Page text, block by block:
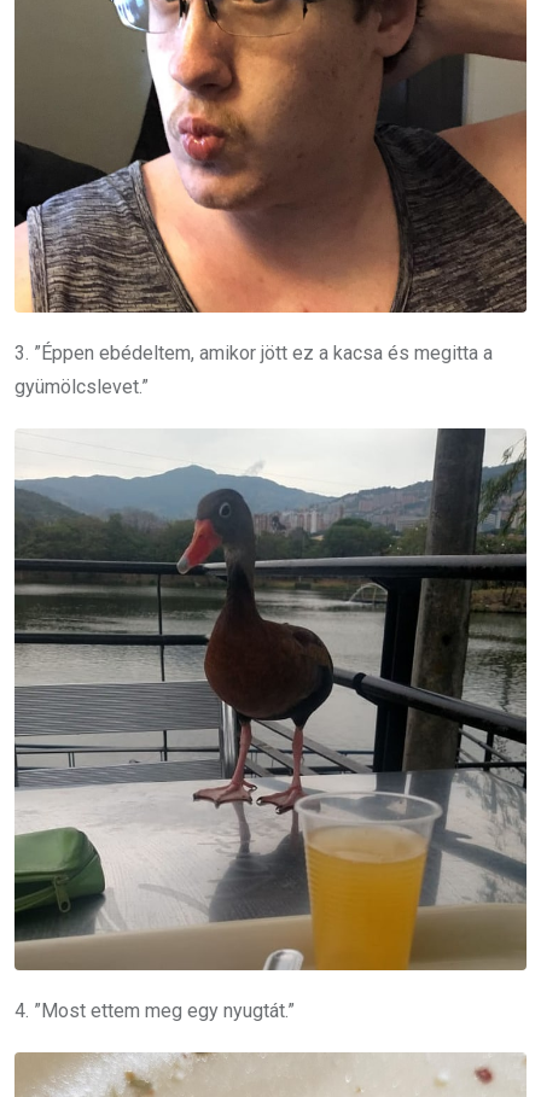
3. ”Éppen ebédeltem, amikor jött ez a kacsa és megitta a
gyümölcslevet.”
4. ”Most ettem meg egy nyugtát.”